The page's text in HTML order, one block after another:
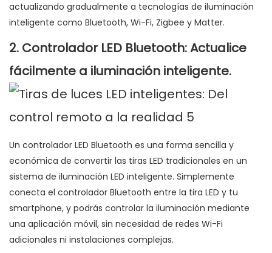
actualizando gradualmente a tecnologías de iluminación
inteligente como Bluetooth, Wi-Fi, Zigbee y Matter.
2. Controlador LED Bluetooth: Actualice
fácilmente a iluminación inteligente.
Un controlador LED Bluetooth es una forma sencilla y
económica de convertir las tiras LED tradicionales en un
sistema de iluminación LED inteligente. Simplemente
conecta el controlador Bluetooth entre la tira LED y tu
smartphone, y podrás controlar la iluminación mediante
una aplicación móvil, sin necesidad de redes Wi-Fi
adicionales ni instalaciones complejas.